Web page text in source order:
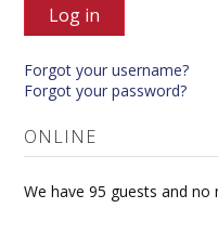
Log in
Forgot your username?
Forgot your password?
ONLINE
We have 95 guests and no